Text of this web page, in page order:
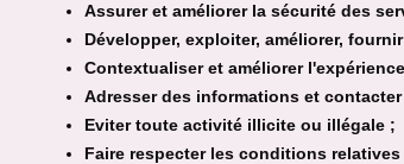
Assurer et améliorer la sécurité des
Développer, exploiter, améliorer,
Contextualiser et améliorer
Adresser des informations et
Eviter toute activité illicite ou illégale ;
Faire respecter les conditions